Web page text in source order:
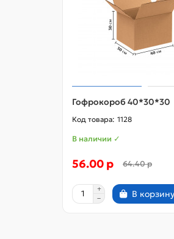
Гофрокороб 40*30*30
1128
В наличии ✓
56.00 р 64.40 р
В корзину